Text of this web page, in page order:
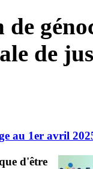
de
au 1er avril
d'être